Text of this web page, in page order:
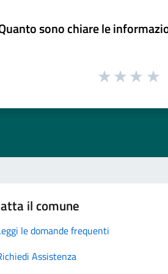
sono chiare le
il comune
le domande frequenti
Assistenza